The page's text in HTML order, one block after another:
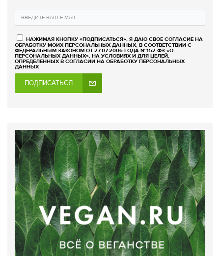
НАЖИМАЯ КНОПКУ «ПОДПИСАТЬСЯ», Я ДАЮ СВОЕ СОГЛАСИЕ НА
ОБРАБОТКУ МОИХ ПЕРСОНАЛЬНЫХ ДАННЫХ, В СООТВЕТСТВИИ С
ФЕДЕРАЛЬНЫМ ЗАКОНОМ ОТ 27.07.2006 ГОДА №152-ФЗ «О
ПЕРСОНАЛЬНЫХ ДАННЫХ», НА УСЛОВИЯХ И ДЛЯ ЦЕЛЕЙ,
ОПРЕДЕЛЕННЫХ В СОГЛАСИИ НА ОБРАБОТКУ ПЕРСОНАЛЬНЫХ
ДАННЫХ
ПОДПИСАТЬСЯ